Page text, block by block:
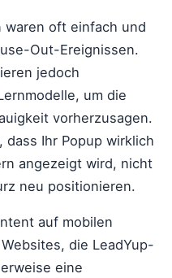
oft einfach und
Out-Ereignissen.
jedoch
um die
vorherzusagen.
dass Ihr Popup wirklich
angezeigt wird, nicht
neu positionieren.
auf mobilen
die LeadYup-
eine